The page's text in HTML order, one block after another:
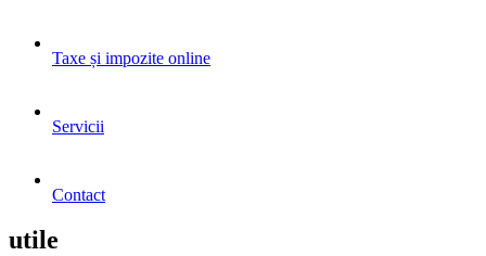
Taxe și impozite online
Servicii
Contact
utile